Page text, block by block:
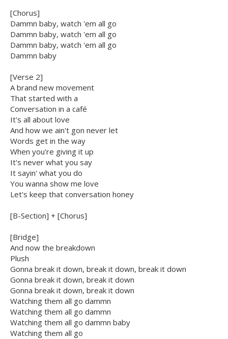
[Chorus]
Dammn baby, watch 'em all go
Dammn baby, watch 'em all go
Dammn baby, watch 'em all go
Dammn baby
[Verse 2]
A brand new movement
That started with a
Conversation in a café
It's all about love
And how we ain't gon never let
Words get in the way
When you're giving it up
It's never what you say
It sayin' what you do
You wanna show me love
Let's keep that conversation honey
[B-Section] + [Chorus]
[Bridge]
And now the breakdown
Plush
Gonna break it down, break it down, break it down
Gonna break it down, break it down
Gonna break it down, break it down
Watching them all go dammn
Watching them all go dammn
Watching them all go dammn baby
Watching them all go